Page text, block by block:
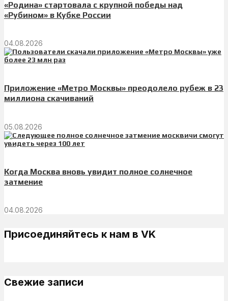
«Родина» стартовала с крупной победы над
«Рубином» в Кубке России
04.08.2026
Приложение «Метро Москвы» преодолело рубеж в 23
миллиона скачиваний
05.08.2026
Когда Москва вновь увидит полное солнечное
затмение
04.08.2026
Присоединяйтесь к нам в VK
Свежие записи